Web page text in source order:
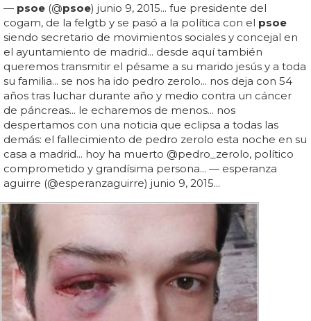
— psoe (@psoe) junio 9, 2015... fue presidente del
cogam, de la felgtb y se pasó a la política con el psoe
siendo secretario de movimientos sociales y concejal en
el ayuntamiento de madrid... desde aquí también
queremos transmitir el pésame a su marido jesús y a toda
su familia... se nos ha ido pedro zerolo... nos deja con 54
años tras luchar durante año y medio contra un cáncer
de páncreas... le echaremos de menos... nos
despertamos con una noticia que eclipsa a todas las
demás: el fallecimiento de pedro zerolo esta noche en su
casa a madrid... hoy ha muerto @pedro_zerolo, político
comprometido y grandísima persona... — esperanza
aguirre (@esperanzaguirre) junio 9, 2015...